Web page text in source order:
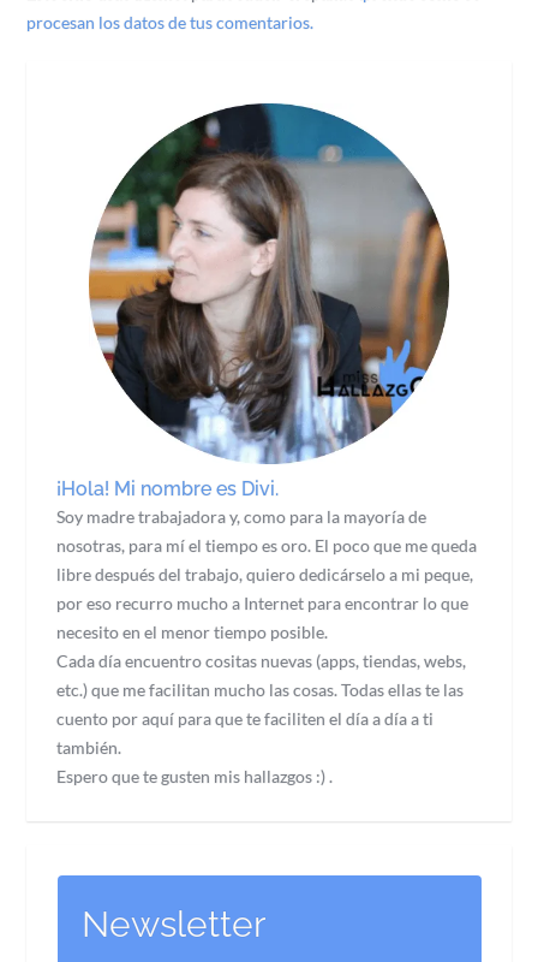
procesan los datos de tus comentarios.
¡Hola! Mi nombre es Divi.
Soy madre trabajadora y, como para la mayoría de
nosotras, para mí el tiempo es oro. El poco que me queda
libre después del trabajo, quiero dedicárselo a mi peque,
por eso recurro mucho a Internet para encontrar lo que
necesito en el menor tiempo posible.
Cada día encuentro cositas nuevas (apps, tiendas, webs,
etc.) que me facilitan mucho las cosas. Todas ellas te las
cuento por aquí para que te faciliten el día a día a ti
también.
Espero que te gusten mis hallazgos :) .
Newsletter